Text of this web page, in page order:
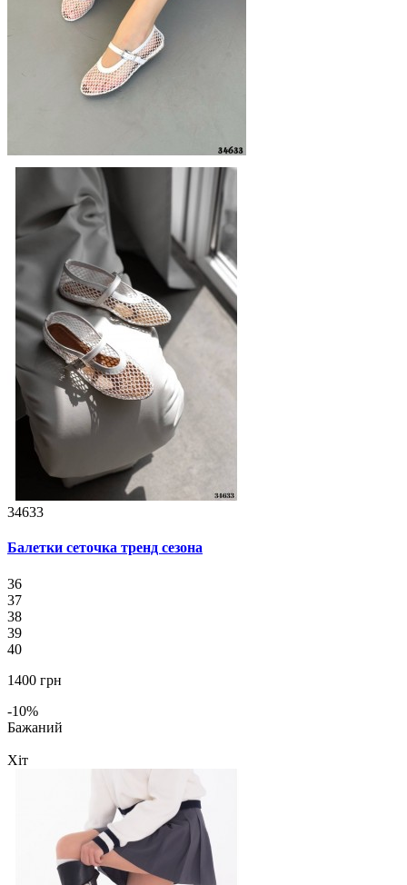
34633
Балетки сеточка тренд сезона
36
37
38
39
40
1400 грн
-10%
Бажаний
Хіт